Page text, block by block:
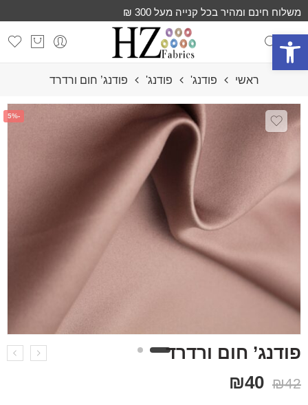
פתח סרגל נגישות
משלוח חינם ומהיר בכל קנייה מעל 300 ₪
ראשי פודנג' פודנג' פודנג’ חום ורדרד
-5%
פודנג’ חום ורדרד
₪42
₪40